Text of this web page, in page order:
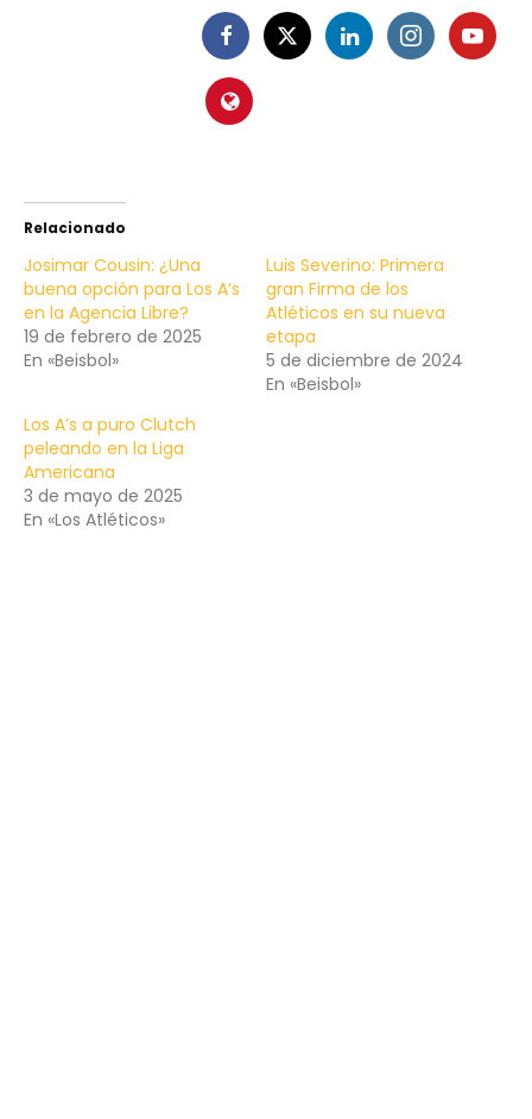
Relacionado
Josimar Cousin: ¿Una
buena opción para Los A’s
en la Agencia Libre?
19 de febrero de 2025
En «Beisbol»
Luis Severino: Primera
gran Firma de los
Atléticos en su nueva
etapa
5 de diciembre de 2024
En «Beisbol»
Los A’s a puro Clutch
peleando en la Liga
Americana
3 de mayo de 2025
En «Los Atléticos»